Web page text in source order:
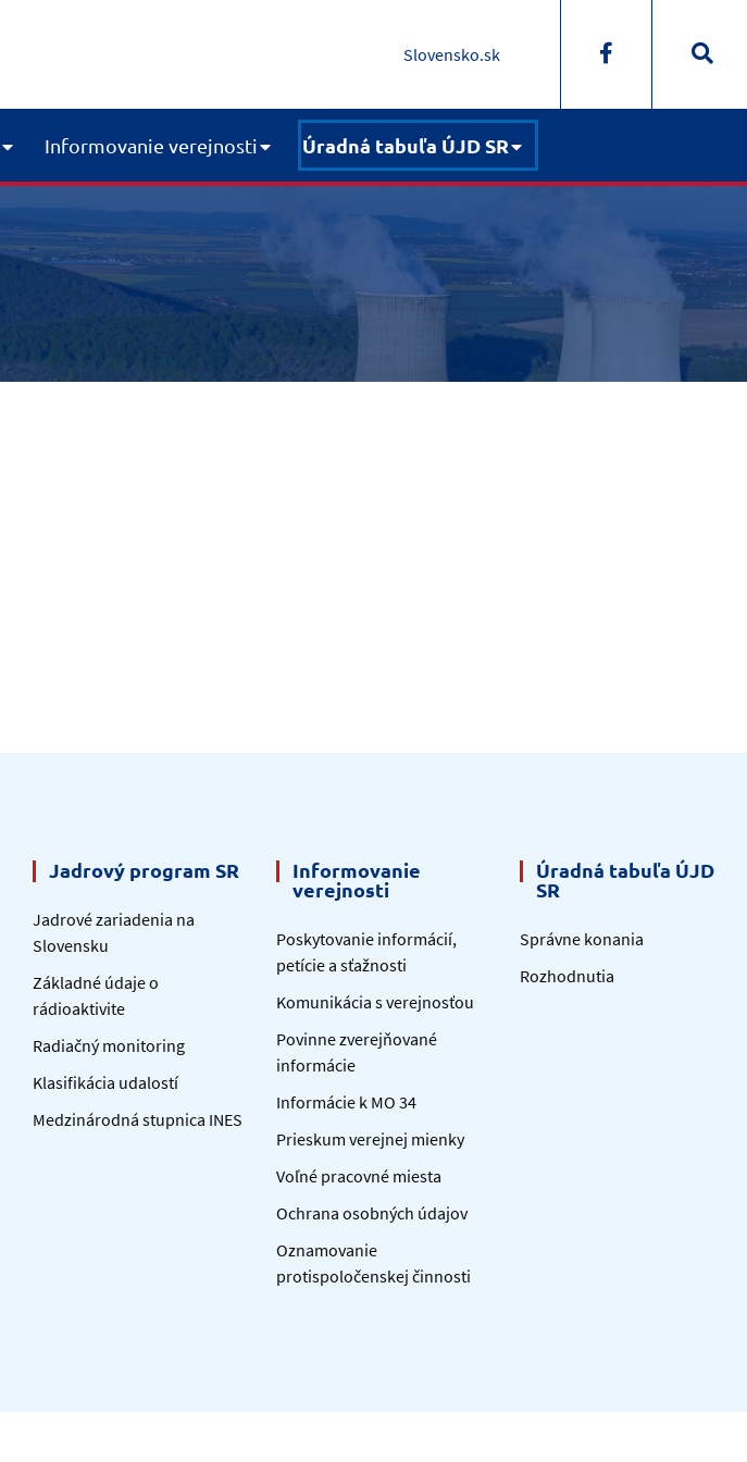
Slovensko.sk
Informovanie verejnosti Úradná tabuľa ÚJD SR
Jadrový program SR
Jadrové zariadenia na
Slovensku
Základné údaje o
rádioaktivite
Radiačný monitoring
Klasifikácia udalostí
Medzinárodná stupnica INES
Informovanie
verejnosti
Poskytovanie informácií,
petície a sťažnosti
Komunikácia s verejnosťou
Povinne zverejňované
informácie
Informácie k MO 34
Prieskum verejnej mienky
Voľné pracovné miesta
Ochrana osobných údajov
Oznamovanie
protispoločenskej činnosti
Úradná tabuľa ÚJD
SR
Správne konania
Rozhodnutia